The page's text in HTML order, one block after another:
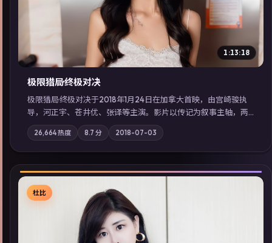
1:13:18
极限猎局·终极对决
极限猎局·终极对决于2018年1月24日在加拿大首映，由宫崎骏执
导，河正宇、苍井优、张译等主演。影片以传记为叙事主轴，两
代人的执念在暴风雨夜正面相撞；摄影与配乐强化地域气质；站
内亦可通过「国产免费观看高清电视剧在线看」延展检索同类型
高分佳作，畅享高清在线追剧体验。
26,664热度 8.7 分 2018-07-03
杜比